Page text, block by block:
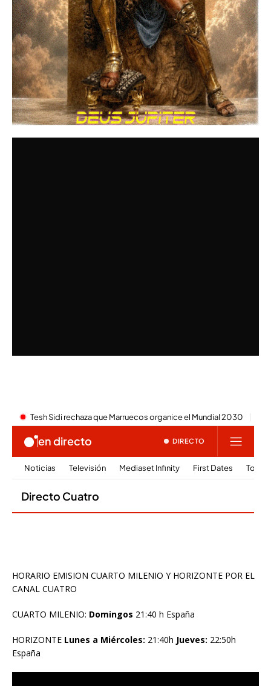
HORARIO EMISION CUARTO MILENIO Y HORIZONTE POR EL
CANAL CUATRO
CUARTO MILENIO: Domingos 21:40 h España
HORIZONTE Lunes a Miércoles: 21:40h Jueves: 22:50h
España